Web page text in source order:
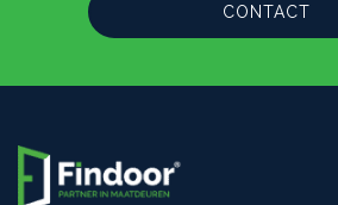
CONTACT